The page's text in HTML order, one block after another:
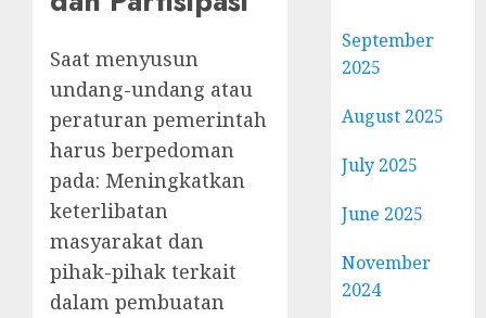
Saat menyusun
undang-undang atau
peraturan pemerintah
harus berpedoman
pada: Meningkatkan
keterlibatan
masyarakat dan
pihak-pihak terkait
dalam pembuatan
September
2025
August 2025
July 2025
June 2025
November
2024